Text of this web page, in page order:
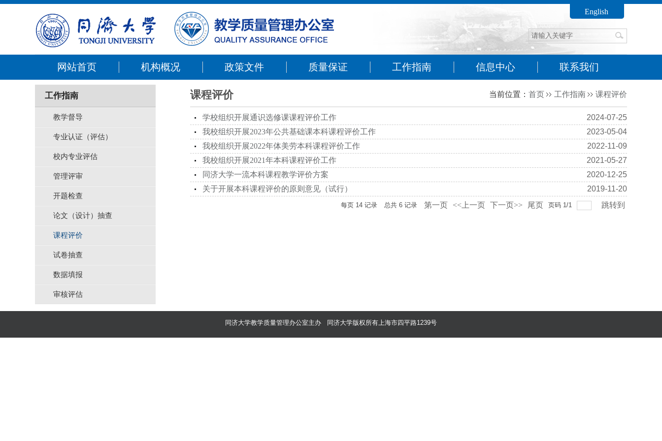
English
网站首页 机构概况 政策文件 质量保证 工作指南 信息中心 联系我们
工作指南
教学督导
专业认证（评估）
校内专业评估
管理评审
开题检查
论文（设计）抽查
课程评价
试卷抽查
数据填报
审核评估
课程评价 当前位置： 首页 工作指南 课程评价
学校组织开展通识选修课课程评价工作
2024-07-25
我校组织开展2023年公共基础课本科课程评价工作
2023-05-04
我校组织开展2022年体美劳本科课程评价工作
2022-11-09
我校组织开展2021年本科课程评价工作
2021-05-27
同济大学一流本科课程教学评价方案
2020-12-25
关于开展本科课程评价的原则意见（试行）
2019-11-20
每页 14 记录 总共 6 记录 第一页 <<上一页 下一页>> 尾页 页码 1/1 跳转到
同济大学教学质量管理办公室主办 同济大学版权所有上海市四平路1239号